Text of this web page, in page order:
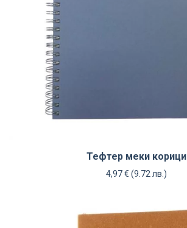
Тефтер меки корици
4,97€ (9.72 лв.)